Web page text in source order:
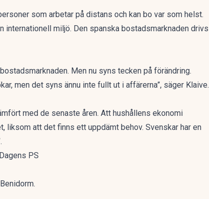
som arbetar på distans och kan bo var som helst.
internationell miljö. Den spanska bostadsmarknaden drivs
Men nu syns tecken på förändring.
men det syns ännu inte fullt ut i affärerna”, säger Klaive.
med de senaste åren. Att hushållens ekonomi
att det finns ett uppdämt behov. Svenskar har en
PS